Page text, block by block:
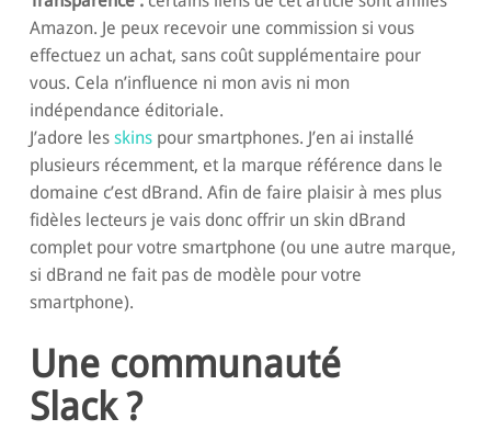
Amazon. Je peux recevoir une commission si vous
effectuez un achat, sans coût supplémentaire pour
vous. Cela n’influence ni mon avis ni mon
indépendance éditoriale.
J’adore les skinspour smartphones. J’en ai installé
plusieurs récemment, et la marque référence dans le
domaine c’est dBrand. Afin de faire plaisir à mes plus
fidèles lecteurs je vais donc offrir un skin dBrand
complet pour votre smartphone (ou une autre marque,
si dBrand ne fait pas de modèle pour votre
smartphone).
Une communauté
Slack ?